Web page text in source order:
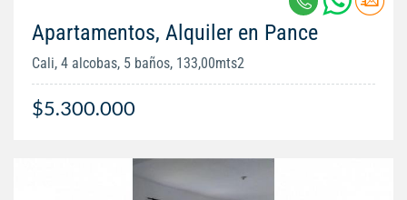
Apartamentos, Alquiler en Pance
Cali, 4 alcobas, 5 baños, 133,00mts2
$5.300.000